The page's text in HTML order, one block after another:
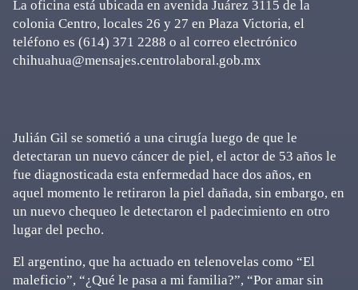
La oficina está ubicada en avenida Juárez 3115 de la
colonia Centro, locales 26 y 27 en Plaza Victoria, el
teléfono es (614) 371 2288 o al correo electrónico
chihuahua@mensajes.centrolaboral.gob.mx
Julián Gil se sometió a una cirugía luego de que le
detectaran un nuevo cáncer de piel, el actor de 53 años le
fue diagnosticada esta enfermedad hace dos años, en
aquel momento le retiraron la piel dañada, sin embargo, en
un nuevo chequeo le detectaron el padecimiento en otro
lugar del pecho.
El argentino, que ha actuado en telenovelas como “El
maleficio”, “¿Qué le pasa a mi familia?”, “Por amar sin